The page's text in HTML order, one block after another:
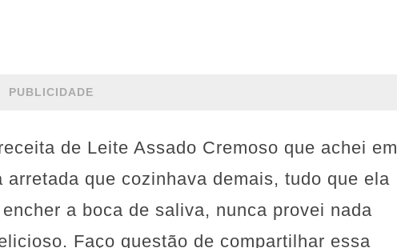
PUBLICIDADE
de Leite Assado Cremoso que achei em
que cozinhava demais, tudo que ela
a boca de saliva, nunca provei nada
Faço questão de compartilhar essa